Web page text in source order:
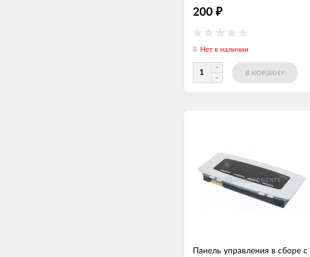
200 ₽
Нет в наличии
В КОРЗИНУ
Панель управления в сборе с